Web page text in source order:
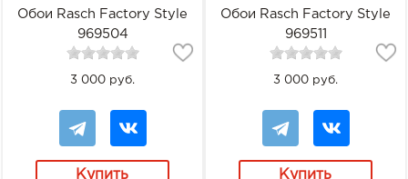
Обои Rasch Factory Style
969504
3 000 руб.
Купить
Обои Rasch Factory Style
969511
3 000 руб.
Купить